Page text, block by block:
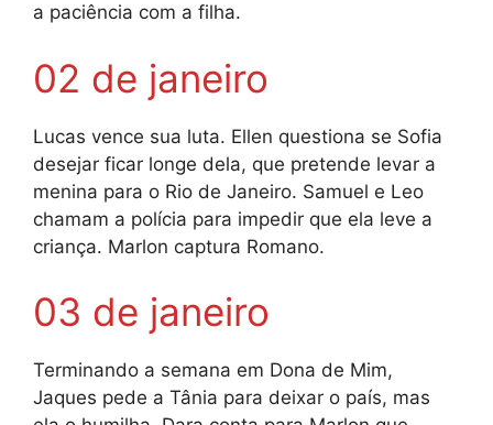
a paciência com a filha.
02 de janeiro
Lucas vence sua luta. Ellen questiona se Sofia
desejar ficar longe dela, que pretende levar a
menina para o Rio de Janeiro. Samuel e Leo
chamam a polícia para impedir que ela leve a
criança. Marlon captura Romano.
03 de janeiro
Terminando a semana em Dona de Mim,
Jaques pede a Tânia para deixar o país, mas